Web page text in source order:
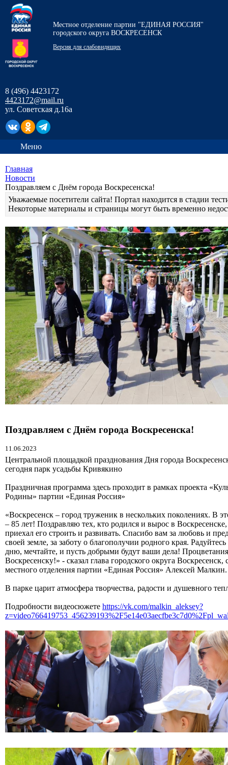
Местное отделение партии "ЕДИНАЯ РОССИЯ"
городского округа ВОСКРЕСЕНСК
Версия для слабовидящих
8 (496) 4423172
4423172@mail.ru
ул. Советская д.16а
Меню
Главная
Новости
Поздравляем с Днём города Воскресенска!
Уважаемые посетители сайта! Портал находится в стадии
Некоторые материалы и страницы могут быть временно
Поздравляем с Днём города Воскресенска!
11.06.2023
Центральной площадкой празднования Дня города
сегодня парк усадьбы Кривякино
Праздничная программа здесь проходит в рамках проекта
Родины» партии «Единая Россия»
«Воскресенск – город труженик в нескольких поколениях. В
– 85 лет! Поздравляю тех, кто родился и вырос в
приехал его строить и развивать. Спасибо вам за любовь и
своей земле, за заботу о благополучии родного края.
дню, мечтайте, и пусть добрыми будут ваши дела! Процветания
Воскресенску!» - сказал глава городского округа Воскресенск,
местного отделения партии «Единая Россия» Алексей Малкин.
В парке царит атмосфера творчества, радости и душевного
Подробности видеосюжете https://vk.com/malkin_aleksey?